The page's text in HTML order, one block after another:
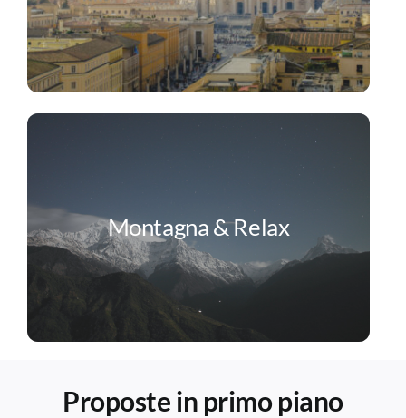
Montagna & Relax
Proposte in primo piano